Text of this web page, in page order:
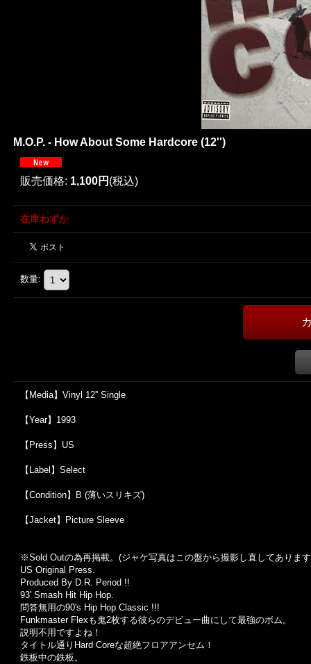
M.O.P. - How About Some Hardcore (12'')
販売価格: 1,100円 (税込)
在庫わずか
数量:
【Media】Vinyl 12'' Single
【Year】1993
【Press】US
【Label】Select
【Condition】B (薄いスリキズ)
【Jacket】Picture Sleeve
※Sold Outの為再掲載。(ジャケ写真はこの盤から撮影し直してありま
US Original Press.
Produced By D.R. Period !!
93' Smash Hit Hip Hop.
問答無用の90's Hip Hop Classic !!!
Funkmaster Flexも鬼2枚する彼らのデビュー曲にして最強のボム。
説明不用ですよね！
タイトル通りHard Coreな超絶フロアアンセム！
鉄板中の鉄板。